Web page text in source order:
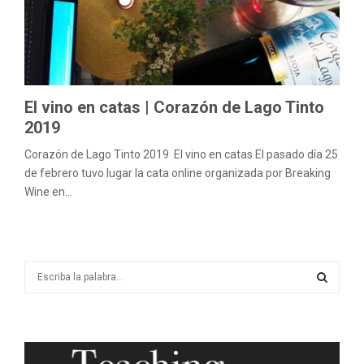
E
N
U
El vino en catas | Corazón de Lago Tinto
2019
Corazón de Lago Tinto 2019 El vino en catas El pasado día 25
de febrero tuvo lugar la cata online organizada por Breaking
Wine en...
E